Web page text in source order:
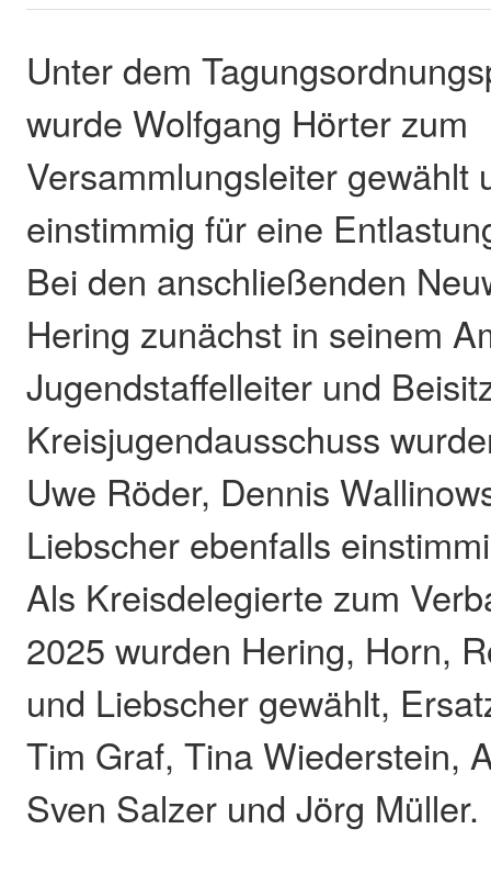
Unter dem
wurde Wolfgang Hörter zum
Versammlungsleiter gewählt
einstimmig für eine
Bei den anschließenden
Hering zunächst in seinem
Jugendstaffelleiter und
Kreisjugendausschuss
Uwe Röder, Dennis
Liebscher ebenfalls
Als Kreisdelegierte zum
2025 wurden Hering, Horn,
und Liebscher gewählt,
Tim Graf, Tina Wiederstein,
Sven Salzer und Jörg Müller.